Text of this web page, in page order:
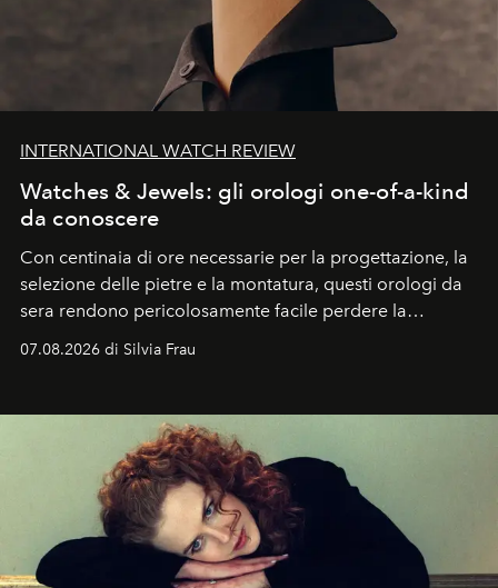
INTERNATIONAL WATCH REVIEW
Watches & Jewels: gli orologi one-of-a-kind
da conoscere
Con centinaia di ore necessarie per la progettazione, la
selezione delle pietre e la montatura, questi orologi da
sera rendono pericolosamente facile perdere la
cognizione del tempo. Ma con quadranti così
07.08.2026 di Silvia Frau